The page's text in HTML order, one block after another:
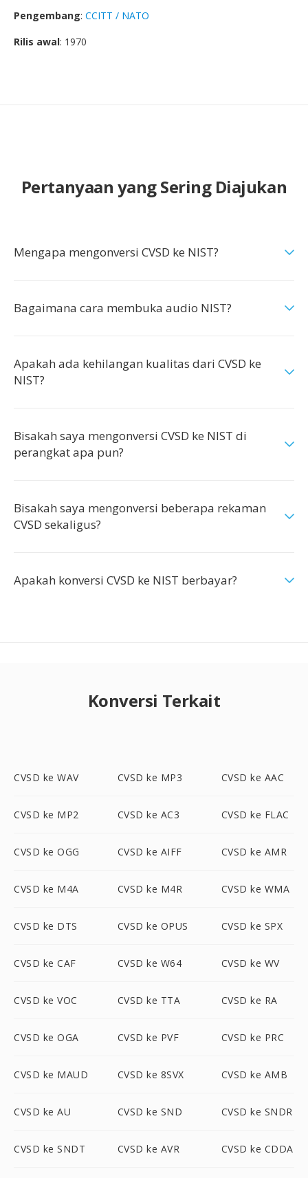
Pengembang: CCITT / NATO
Rilis awal: 1970
Pertanyaan yang Sering Diajukan
Mengapa mengonversi CVSD ke NIST?
Bagaimana cara membuka audio NIST?
Apakah ada kehilangan kualitas dari CVSD ke
NIST?
Bisakah saya mengonversi CVSD ke NIST di
perangkat apa pun?
Bisakah saya mengonversi beberapa rekaman
CVSD sekaligus?
Apakah konversi CVSD ke NIST berbayar?
Konversi Terkait
CVSD ke WAV CVSD ke MP3 CVSD ke AAC
CVSD ke MP2 CVSD ke AC3 CVSD ke FLAC
CVSD ke OGG CVSD ke AIFF CVSD ke AMR
CVSD ke M4A CVSD ke M4R CVSD ke WMA
CVSD ke DTS CVSD ke OPUS CVSD ke SPX
CVSD ke CAF CVSD ke W64 CVSD ke WV
CVSD ke VOC CVSD ke TTA CVSD ke RA
CVSD ke OGA CVSD ke PVF CVSD ke PRC
CVSD ke MAUD CVSD ke 8SVX CVSD ke AMB
CVSD ke AU CVSD ke SND CVSD ke SNDR
CVSD ke SNDT CVSD ke AVR CVSD ke CDDA